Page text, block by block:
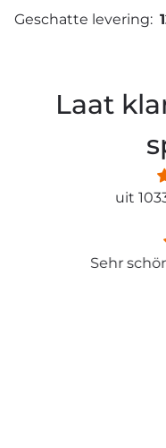
Geschatte levering:
Laat
uit
Sehr